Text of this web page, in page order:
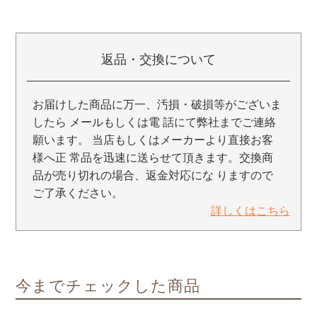
返品・交換について
お届けした商品に万一、汚損・破損等がございま
したら メールもしくは電 話にて弊社までご連絡
願います。 当店もしくはメーカーより直接お客
様へ正 常品を迅速に送らせて頂きます。交換商
品が売り切れの場合、返金対応にな りますので
ご了承ください。
詳しくはこちら
今までチェックした商品